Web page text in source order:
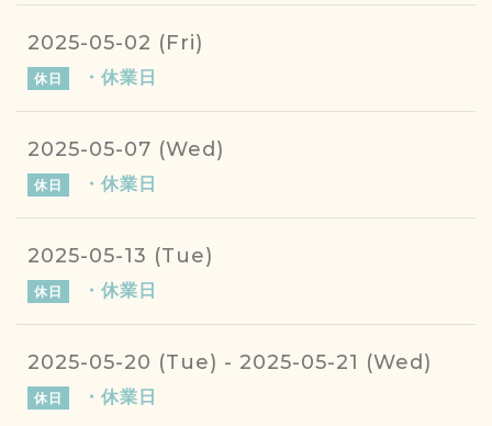
2025-05-02 (Fri)
休日 ・休業日
2025-05-07 (Wed)
休日 ・休業日
2025-05-13 (Tue)
休日 ・休業日
2025-05-20 (Tue) - 2025-05-21 (Wed)
休日 ・休業日